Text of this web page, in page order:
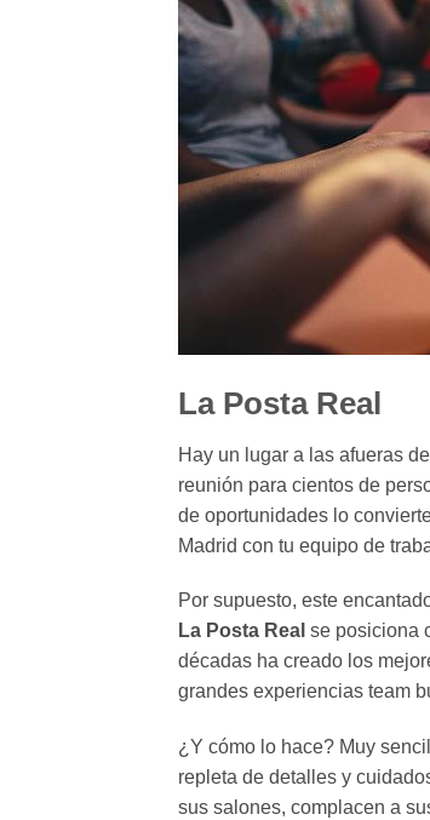
La Posta Real
Hay un lugar a las afueras
reunión para cientos de
de oportunidades lo
Madrid con tu equipo de
Por supuesto, este
La Posta Real se posiciona
décadas ha creado los
grandes experiencias team
¿Y cómo lo hace? Muy
repleta de detalles y
sus salones, complacen a